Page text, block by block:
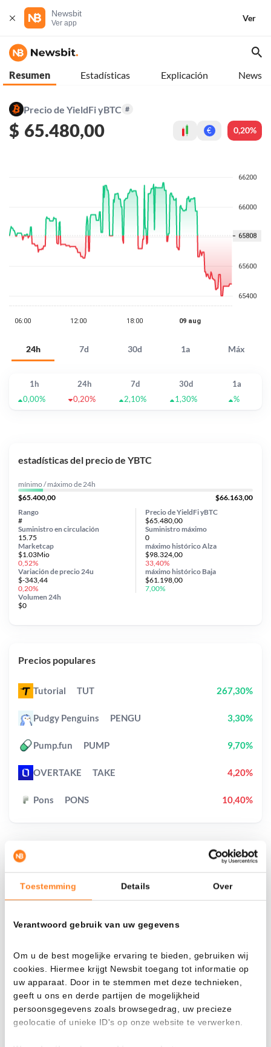
Toestemming Details Over
Verantwoord gebruik van uw gegevens
Om u de best mogelijke ervaring te bieden, gebruiken wij
cookies. Hiermee krijgt Newsbit toegang tot informatie op
uw apparaat. Door in te stemmen met deze technieken,
geeft u ons en derde partijen de mogelijkheid
persoonsgegevens zoals browsegedrag, uw precieze
geolocatie of unieke ID's op onze website te verwerken.
Newsbit
Ver app
Ver
Resumen Estadísticas Explicación News
Precio de YieldFi yBTC #
$ 65.480,00 € 0,20%
24h 7d 30d 1a Máx
1h 24h 7d 30d
1a
0,00%
0,20% 2,10% 1,30% %
Mira cuánto valor tendrías hoy si hubieras
aplicado el dollar-cost averaging en distintas
Cada
estadísticas del precio de YBTC
mínimo / máximo de 24h
$65.400,00
$66.163,00
Precio de YieldFi yBTC
$65.480,00
Suministro en circulación
15.75
Variación de precio 24u
$-343,44
0,20%
Suministro máximo
0
Marketcap
$1.03Mio
0,52%
Volumen 24h
$0
Rango
#
máximo históricoAlza
$98.324,00
33,40%
máximo histórico Baja
$61.198,00
7,00%
Precios populares
Tutorial TUT 267,30%
Pudgy Penguins PENGU 3,30%
Pump.fun PUMP 9,70%
OVERTAKE TAKE 4,20%
Pons PONS 10,40%